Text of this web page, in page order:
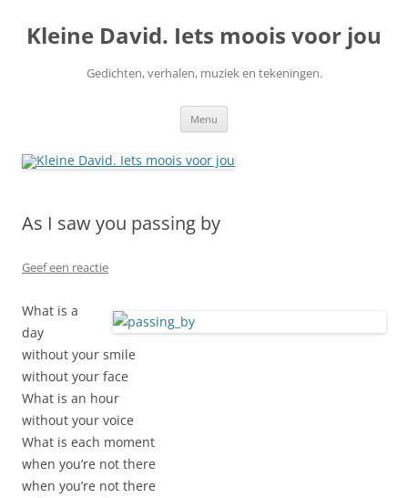
de
inhoud
Kleine David. Iets moois voor jou
Gedichten, verhalen, muziek en tekeningen.
Menu
As I saw you passing by
Geef een reactie
What is a
day
without your smile
without your face
What is an hour
without your voice
What is each moment
when you’re not there
when you’re not there